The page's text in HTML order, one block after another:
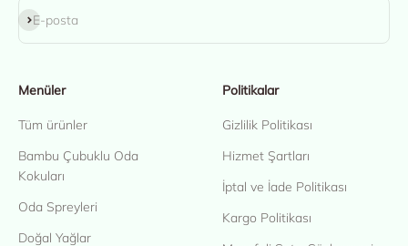
E-posta
Abone ol
Menüler
Tüm ürünler
Bambu Çubuklu Oda
Kokuları
Oda Spreyleri
Doğal Yağlar
Politikalar
Gizlilik Politikası
Hizmet Şartları
İptal ve İade Politikası
Kargo Politikası